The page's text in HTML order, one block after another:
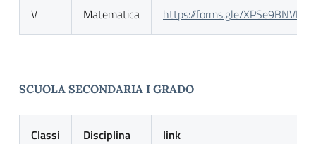
V Matematica https://forms.gle/
SCUOLA SECONDARIA I GRADO
Classi Disciplina link